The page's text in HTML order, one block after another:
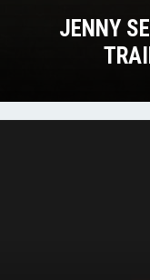
JENNY